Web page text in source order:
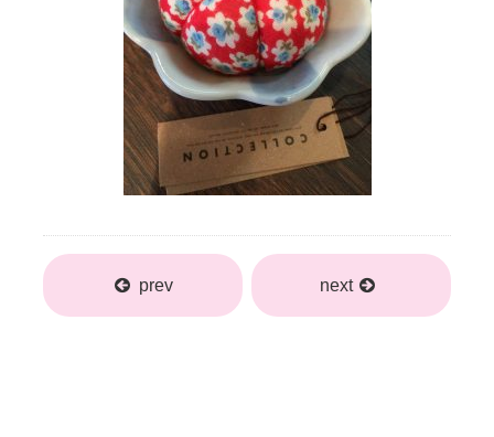
prev next